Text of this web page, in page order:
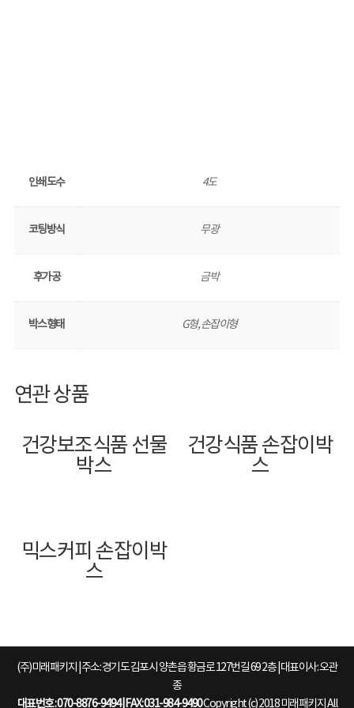
인쇄도수 4도
코팅방식 무광
후가공 금박
박스형태 G형, 손잡이형
연관 상품
건강보조식품 선물
박스
건강식품 손잡이박
스
믹스커피 손잡이박
스
(주)미래패키지 | 주소: 경기도 김포시 양촌읍 황금로 127번길 69 2층 | 대표이사: 오관
종
대표번호 : 070-8876-9494 | FAX: 031-984-9490Copyright (c) 2018 미래패키지 All